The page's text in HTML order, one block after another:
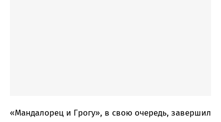
«Мандалорец и Грогу», в свою очередь, завершил